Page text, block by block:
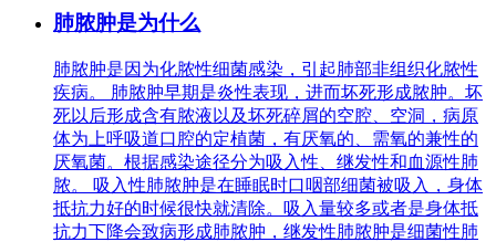
肺脓肿是为什么
肺脓肿是因为化脓性细菌感染，引起肺部非组织化脓性
疾病。 肺脓肿早期是炎性表现，进而坏死形成脓肿。坏
死以后形成含有脓液以及坏死碎屑的空腔、空洞，病原
体为上呼吸道口腔的定植菌，有厌氧的、需氧的兼性的
厌氧菌。根据感染途径分为吸入性、继发性和血源性肺
脓。 吸入性肺脓肿是在睡眠时口咽部细菌被吸入，身体
抵抗力好的时候很快就清除。吸入量较多或者是身体抵
抗力下降会致病形成肺脓肿，继发性肺脓肿是细菌性肺